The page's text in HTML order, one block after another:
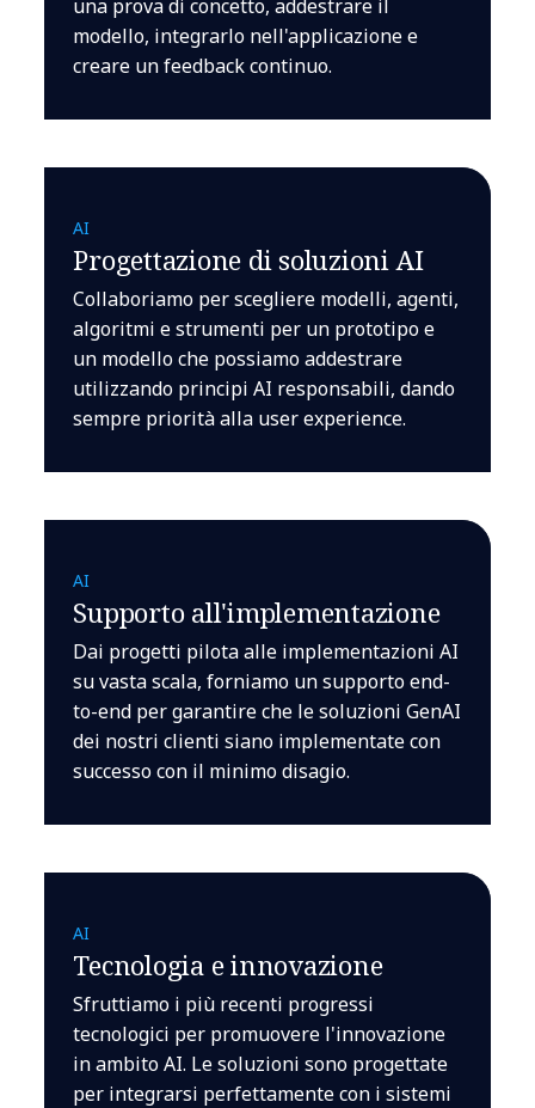
una prova di concetto, addestrare il
modello, integrarlo nell'applicazione e
creare un feedback continuo.
AI
Progettazione di soluzioni AI
Collaboriamo per scegliere modelli, agenti,
algoritmi e strumenti per un prototipo e
un modello che possiamo addestrare
utilizzando principi AI responsabili, dando
sempre priorità alla user experience.
AI
Supporto all'implementazione
Dai progetti pilota alle implementazioni AI
su vasta scala, forniamo un supporto end-
to-end per garantire che le soluzioni GenAI
dei nostri clienti siano implementate con
successo con il minimo disagio.
AI
Tecnologia e innovazione
Sfruttiamo i più recenti progressi
tecnologici per promuovere l'innovazione
in ambito AI. Le soluzioni sono progettate
per integrarsi perfettamente con i sistemi